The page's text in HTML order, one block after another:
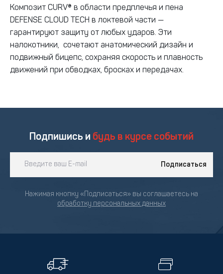
Композит CURV® в области предплечья и пена
DEFENSE CLOUD TECH в локтевой части —
гарантируют защиту от любых ударов. Эти
налокотники, сочетают анатомический дизайн и
подвижный бицепс, сохраняя скорость и плавность
движений при обводках, бросках и передачах.
Подпишись и будь в курсе событий
Подписаться
Нажимая кнопку «Подписаться» вы соглашаетесь на
обработку персональных данных